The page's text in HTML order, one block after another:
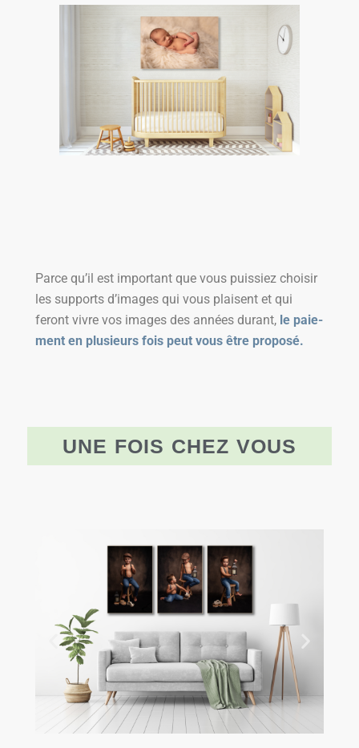
Parce qu’il est impor­tant que vous puis­siez choi­sir
les sup­ports d’i­mages qui vous plaisent et qui
feront vivre vos images des années durant, le paie­
ment en plu­sieurs fois peut vous être proposé.
UNE FOIS CHEZ VOUS